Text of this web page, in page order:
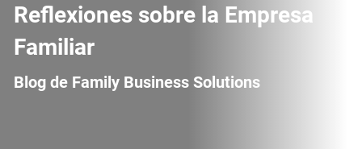
Reflexiones sobre la Empresa
Familiar
Blog de Family Business Solutions